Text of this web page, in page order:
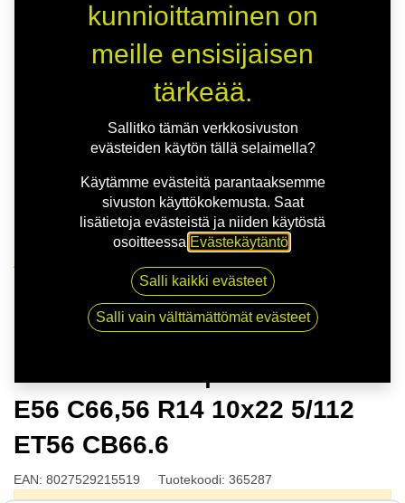
MSW 51 G.BLK | 10X22 5-112 E56 C66,56 R14 10x22
5/112 ET56 CB66.6
E56 C66,56 R14 10x22 5/112
ET56 CB66.6
EAN: 8027529215519 Tuotekoodi: 365287
kunnioittaminen on
meille ensisijaisen
tärkeää.
Sallitko tämän verkkosivuston
evästeiden käytön tällä selaimella?
Käytämme evästeitä parantaaksemme
sivuston käyttökokemusta. Saat
lisätietoja evästeistä ja niiden käytöstä
osoitteessa Evästekäytäntö
Salli kaikki evästeet
Salli vain välttämättömät evästeet